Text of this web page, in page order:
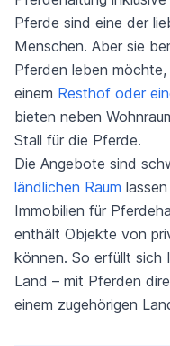
Pferde sind eine der
Menschen. Aber sie
Pferden leben
einem Resthof oder
bieten neben
Stall für die Pferde.
Die Angebote sind
ländlichen Raum
Immobilien für
enthält Objekte von
können. So erfüllt sich
Land – mit Pferden
einem zugehörigen